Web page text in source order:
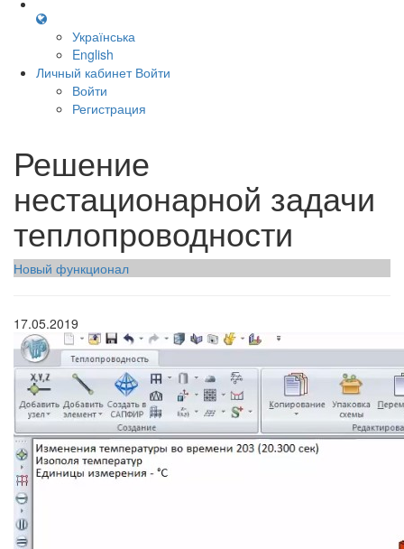
Українська
English
Личный кабинет Войти
Войти
Регистрация
Решение
нестационарной задачи
теплопроводности
Новый функционал
17.05.2019